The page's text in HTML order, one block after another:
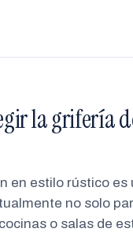
la grifería
en estilo rústico es
no solo
o salas de